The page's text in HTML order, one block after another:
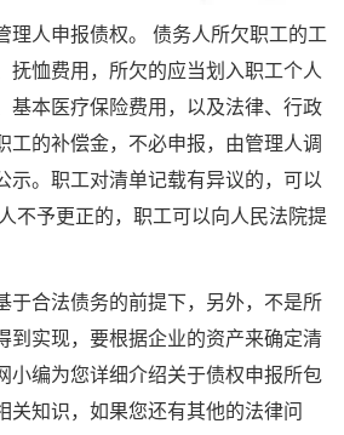
理人申报债权。 债务人所欠职工的工
抚恤费用，所欠的应当划入职工个人
基本医疗保险费用，以及法律、行政
工的补偿金，不必申报，由管理人调
示。职工对清单记载有异议的，可以
不予更正的，职工可以向人民法院提
合法债务的前提下，另外，不是所
到实现，要根据企业的资产来确定清
小编为您详细介绍关于债权申报所包
关知识，如果您还有其他的法律问